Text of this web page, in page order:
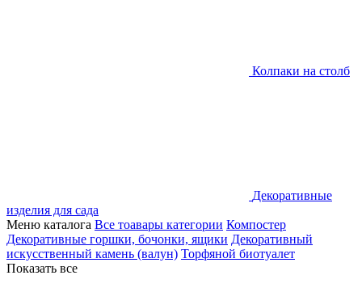
Колпаки на столб
Декоративные
изделия для сада
Меню каталога Все тоавары категории Компостер
Декоративные горшки, бочонки, ящики Декоративный
искусственный камень (валун) Торфяной биотуалет
Показать все